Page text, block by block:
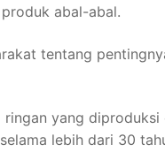
abal-abal.
tentang
yang diproduksi
lebih dari 30